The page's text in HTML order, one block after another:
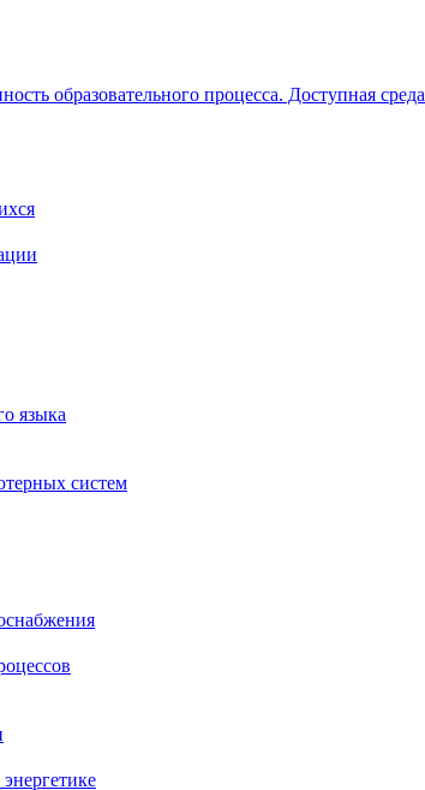
образовательного процесса. Доступная среда
языка
систем